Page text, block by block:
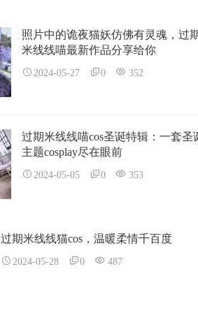
照片中的诡夜猫妖仿佛有灵魂，过
米线线喵最新作品分享给你
2024-05-27 0 352
过期米线线喵cos圣诞特辑：一套圣
主题cosplay尽在眼前
2024-05-05 0 353
过期米线线猫cos，温暖柔情千百度
2024-05-28 0 487